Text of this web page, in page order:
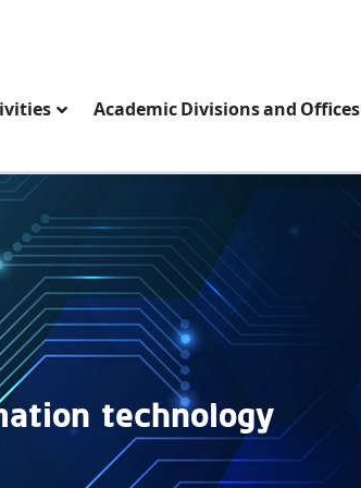
Academic Divisions and Offices
technology